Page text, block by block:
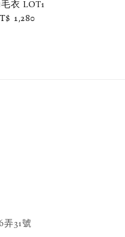
衣 LOT1
1,280
弄31號